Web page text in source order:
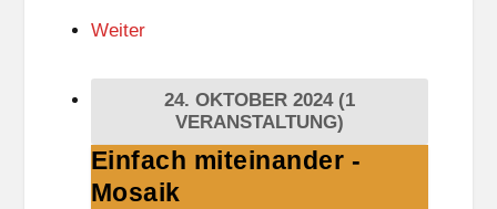
Weiter
24. OKTOBER 2024 (1
VERANSTALTUNG)
Einfach
miteinander
Einfach miteinander -
Mosaik